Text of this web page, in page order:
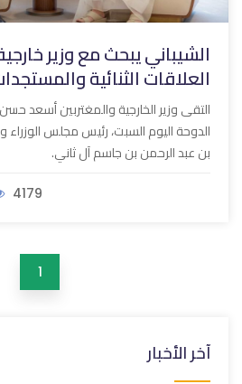
الشيباني يبحث مع وزير
العلاقات الثنائية
التقى وزير الخارجية والمغتربين أسعد
الدوحة اليوم السبت، رئيس مجلس الوزراء
بن عبد الرحمن بن جاسم آل ثاني.
4179
1
آخر الأخبار